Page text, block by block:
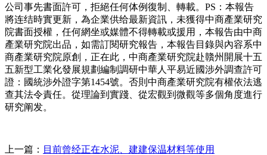
公司事先書面許可，拒絕任何体例復制、轉載。PS：本報告
將连结時實更新，為企業供给最新資訊，未獲得中商產業研究
院書面授權，任何網坐或媒體不得轉載或援用，本報告由中商
產業研究院出品，如需訂閱研究報告，本報告目錄與內容系中
商產業研究院原創，正在此，中商產業研究院赴贛州開展十五
五新型工業化發展規劃編制調研中華人平易近國涉外調查許可
證：國統涉外證字第1454號。否則中商產業研究院有權依法逃
查其法令責任。從理論到實踐、從宏觀到微觀等多個角度進行
研究阐发。
上一篇： 目前曾经正在水泥、建建保温材料等使用